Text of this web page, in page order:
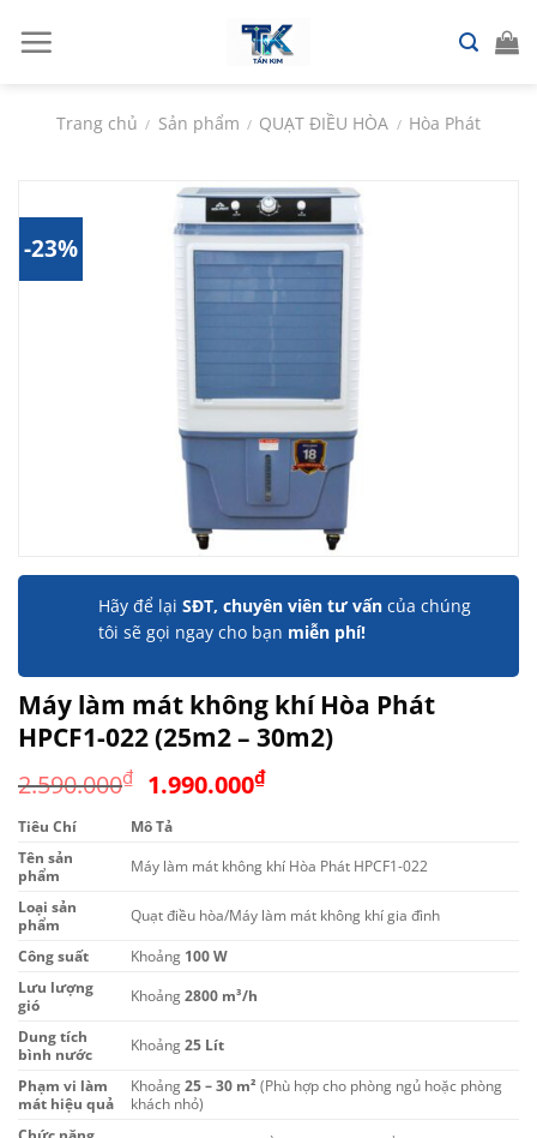
đến
Trang chủ / Sản phẩm / QUẠT ĐIỀU HÒA / Hòa Phát
-23%
Hãy để lại SĐT, chuyên viên tư vấn của chúng
tôi sẽ gọi ngay cho bạn miễn phí!
Máy làm mát không khí Hòa Phát
HPCF1-022 (25m2 – 30m2)
2.590.000₫ Giá
gốc
là:
2.590.000₫.
1.990.000₫Giá
là:
Tiêu Chí
Mô Tả
Tên sản
phẩm
Máy làm mát không khí Hòa Phát HPCF1-022
Loại sản
phẩm
Quạt điều hòa/Máy làm mát không khí gia đình
Công suất Khoảng 100 W
Lưu lượng
gió
Khoảng2800 m³/h
Dung tích
bình nước
Khoảng25 Lít
Phạm vi làm
mát hiệu quả
Khoảng25 – 30 m² (Phù hợp cho phòng ngủ hoặc phòng
khách nhỏ)